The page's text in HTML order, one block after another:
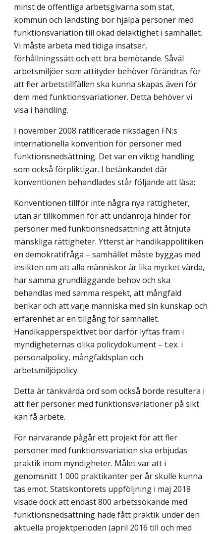
minst de offentliga arbetsgivarna som stat,
kommun och landsting bör hjälpa personer med
funktionsvariation till ökad delaktighet i samhället.
Vi måste arbeta med tidiga insatser,
förhållningssätt och ett bra bemötande. Såväl
arbetsmiljöer som attityder behöver förändras för
att fler arbetstillfällen ska kunna skapas även för
dem med funktionsvariationer. Detta behöver vi
visa i handling.
I november 2008 ratificerade riksdagen FN:s
internationella konvention för personer med
funktionsnedsättning. Det var en viktig handling
som också förpliktigar. I betänk­andet där
konventionen behandlades står följande att läsa:
Konventionen tillför inte några nya rättigheter,
utan är tillkommen för att undanröja hinder för
personer med funktionsnedsättning att åtnjuta
mänskliga rättigheter. Ytterst är handikappolitiken
en demokratifråga – samhället måste byggas med
insik­ten om att alla människor är lika mycket värda,
har samma grundläggande behov och ska
behandlas med samma respekt, att mångfald
berikar och att varje människa med sin kunskap och
erfarenhet är en tillgång för samhället.
Handikapperspektivet bör därför lyftas fram i
myndigheternas olika policydokument – t.ex. i
personal­policy, mångfaldsplan och
arbetsmiljöpolicy.
Detta är tänkvärda ord som också borde resultera i
att fler personer med funktions­variationer på sikt
kan få arbete.
För närvarande pågår ett projekt för att fler
personer med funktionsvariation ska erbjudas
praktik inom myndigheter. Målet var att i
genomsnitt 1 000 praktikanter per år skulle kunna
tas emot. Statskontorets uppföljning i maj 2018
visade dock att endast 800 arbetssökande med
funktionsnedsättning hade fått praktik under den
aktuella projekt­perioden (april 2016 till och med